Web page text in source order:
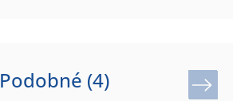
Podobné (4) Next